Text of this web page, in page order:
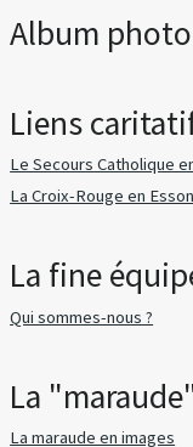
Album photo
Liens
Le Secours Catholique
La Croix-Rouge en
La fine
Qui sommes-nous ?
La
La maraude en images